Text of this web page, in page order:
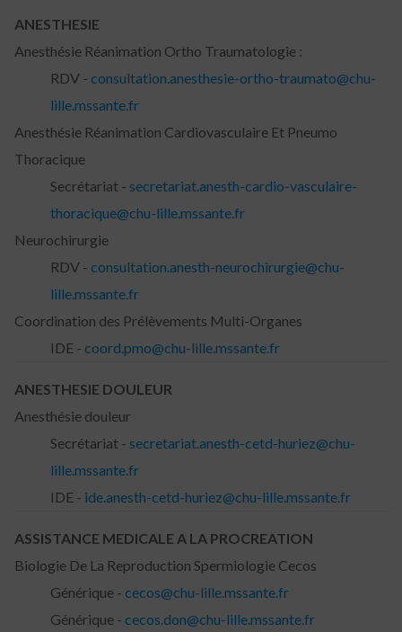
ANESTHESIE
Anesthésie Réanimation Ortho Traumatologie :
RDV - consultation.anesthesie-ortho-traumato@chu-
lille.mssante.fr
Anesthésie Réanimation Cardiovasculaire Et Pneumo
Thoracique
Secrétariat - secretariat.anesth-cardio-vasculaire-
thoracique@chu-lille.mssante.fr
Neurochirurgie
RDV - consultation.anesth-neurochirurgie@chu-
lille.mssante.fr
Coordination des Prélèvements Multi-Organes
IDE - coord.pmo@chu-lille.mssante.fr
ANESTHESIE DOULEUR
Anesthésie douleur
Secrétariat - secretariat.anesth-cetd-huriez@chu-
lille.mssante.fr
IDE - ide.anesth-cetd-huriez@chu-lille.mssante.fr
ASSISTANCE MEDICALE A LA PROCREATION
Biologie De La Reproduction Spermiologie Cecos
Générique - cecos@chu-lille.mssante.fr
Générique - cecos.don@chu-lille.mssante.fr